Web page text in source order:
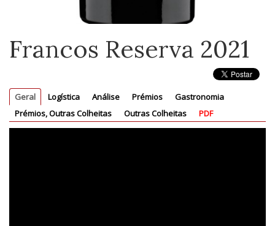
Francos Reserva 2021
Geral Logística Análise Prémios
Gastronomia
Prémios, Outras Colheitas
Outras Colheitas PDF